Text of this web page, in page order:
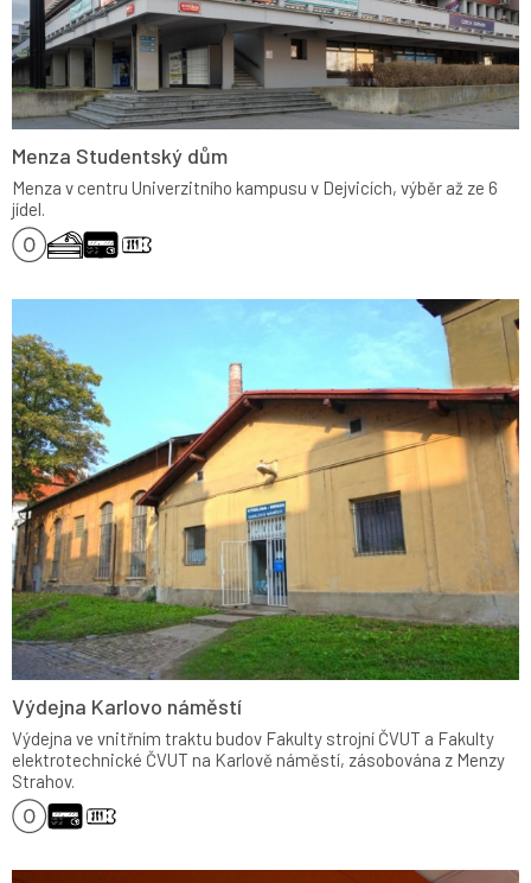
Menza Studentský dům
Menza v centru Univerzitního kampusu v Dejvicích, výběr až ze 6
jídel.
Výdejna Karlovo náměstí
Výdejna ve vnitřním traktu budov Fakulty strojní ČVUT a Fakulty
elektrotechnické ČVUT na Karlově náměstí, zásobována z Menzy
Strahov.